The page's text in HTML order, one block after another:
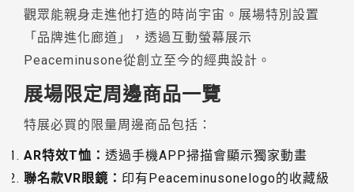
觀眾能親身走進他打造的時尚宇宙。展場特別設置
「品牌進化廊道」，透過互動螢幕展示
Peaceminusone從創立至今的經典設計。
展場限定周邊商品一覽
特展必買的限量周邊商品包括：
AR特效T恤： 透過手機APP掃描會顯示獨家動畫
聯名款VR眼鏡： 印有Peaceminusonelogo的收藏級